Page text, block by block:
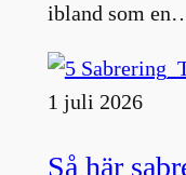
ibland som
1 juli 2026
Så här